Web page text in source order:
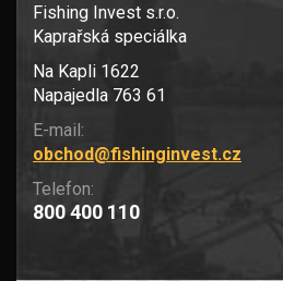
Fishing Invest s.r.o.
Kaprařská speciálka
Na Kapli 1622
Napajedla 763 61
E-mail:
obchod@fishinginvest.cz
Telefon:
800 400 110